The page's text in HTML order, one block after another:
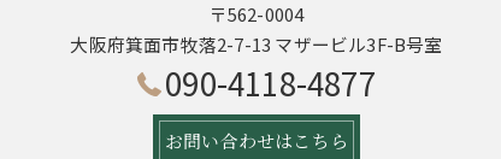
〒562-0004
大阪府箕面市牧落2-7-13 マザービル3F-B号室
090-4118-4877
お問い合わせはこちら